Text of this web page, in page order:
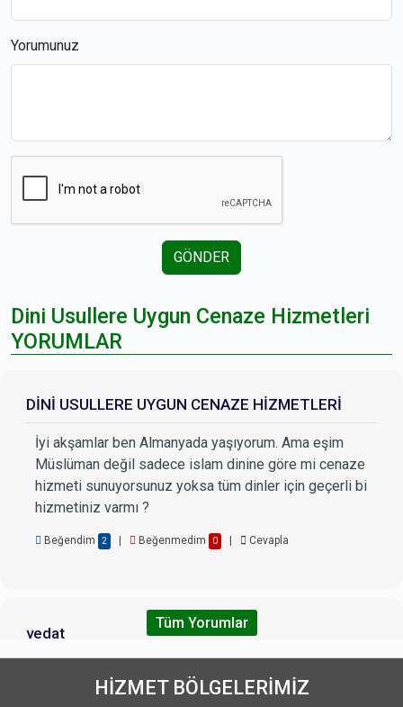
Yorumunuz
GÖNDER
Dini Usullere Uygun Cenaze Hizmetleri
YORUMLAR
Tüm Yorumlar
DİNİ USULLERE UYGUN CENAZE HİZMETLERİ
İyi akşamlar ben Almanyada yaşıyorum. Ama eşim
Müslüman değil sadece islam dinine göre mi cenaze
hizmeti sunuyorsunuz yoksa tüm dinler için geçerli bi
hizmetiniz varmı ?
Beğendim 2 Beğenmedim 0 Cevapla
vedat
HİZMET BÖLGELERİMİZ